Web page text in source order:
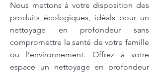
Nous mettons à votre disposition des
produits écologiques, idéals pour un
nettoyage en profondeur sans
compromettre la santé de votre famille
ou l’environnement. Offrez à votre
espace un nettoyage en profondeur